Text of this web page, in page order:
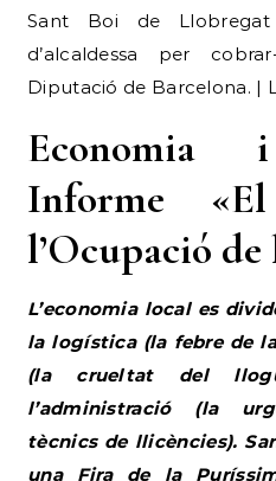
Sant Boi de
d’alcaldessa per
Diputació de Barcelona. |
Economia
Informe
l’Ocupació
L’economia local es
la logística (la febre de
(la crueltat del
l’administració (la
tècnics de llicències).
una Fira de la